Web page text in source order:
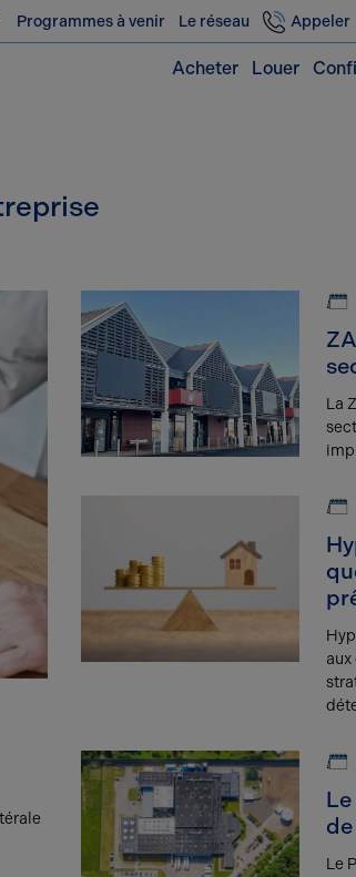
Programmes à venir Le réseau Appeler
Acheter Louer
La
Le